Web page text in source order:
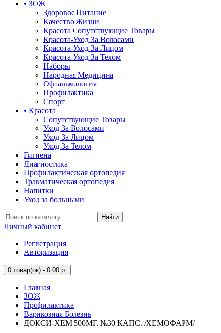
• ЗОЖ
Здоровое Питание
Качество Жизни
Красота Сопутствующие Товары
Красота-Уход За Волосами
Красота-Уход За Лицом
Красота-Уход За Телом
Наборы
Народная Медицина
Офтальмология
Профилактика
Спорт
• Красота
Сопутствующие Товары
Уход За Волосами
Уход За Лицом
Уход За Телом
Гигиена
Диагностика
Профилактическая ортопедия
Травматическая ортопедия
Напитки
Уход за больными
Найти
Личный кабинет
Регистрация
Авторизация
0 товар(ов) - 0.00 р.
Главная
ЗОЖ
Профилактика
Варикозная Болезнь
ДОКСИ-ХЕМ 500МГ. №30 КАПС. /ХЕМОФАРМ/